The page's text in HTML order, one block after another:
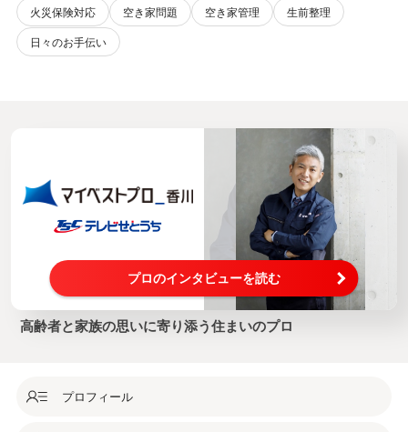
火災保険対応
空き家問題 空き家管理
生前整理
日々のお手伝い
プロのインタビューを読む
高齢者と家族の思いに寄り添う住まいのプロ
プロフィール